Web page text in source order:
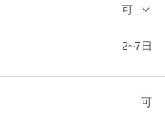
可
2~7日
可